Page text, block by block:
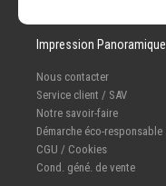
Impression Panoramique
Nous contacter
Service client / SAV
Notre savoir-faire
Démarche éco-responsable
CGU / Cookies
Cond. géné. de vente